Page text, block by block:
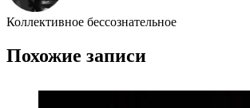
Коллективное бессознательное
Похожие записи